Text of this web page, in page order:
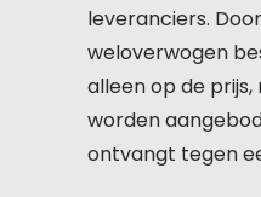
leveranciers.
weloverwogen
alleen op de
worden
ontvangt tegen